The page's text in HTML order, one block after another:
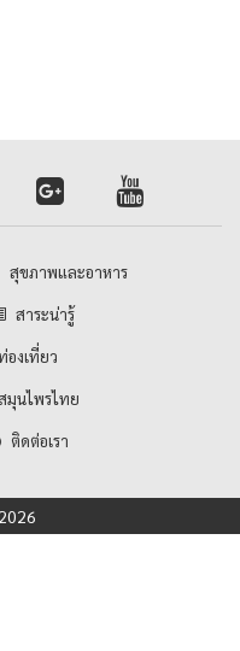
สุขภาพและอาหาร
สาระน่ารู้
องเที่ยว
มุนไพรไทย
ติดต่อเรา